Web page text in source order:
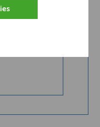
community
men u ook
€72/mnd en